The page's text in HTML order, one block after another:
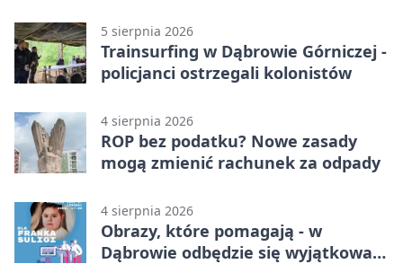
5 sierpnia 2026
Trainsurfing w Dąbrowie Górniczej -
policjanci ostrzegali kolonistów
4 sierpnia 2026
ROP bez podatku? Nowe zasady
mogą zmienić rachunek za odpady
4 sierpnia 2026
Obrazy, które pomagają - w
Dąbrowie odbędzie się wyjątkowa